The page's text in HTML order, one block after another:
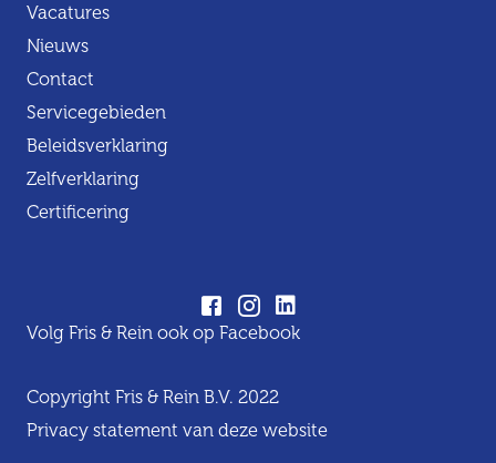
Vacatures
Nieuws
Contact
Servicegebieden
Beleidsverklaring
Zelfverklaring
Certificering
Volg Fris & Rein ook op Facebook
Copyright Fris & Rein B.V. 2022
Privacy statement van deze website